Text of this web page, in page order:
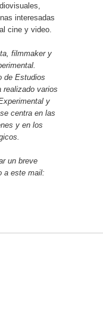
interesadas
cine y video.
filmmaker y
de Estudios
realizado varios
y
centra en las
y en los
un breve
a este mail: